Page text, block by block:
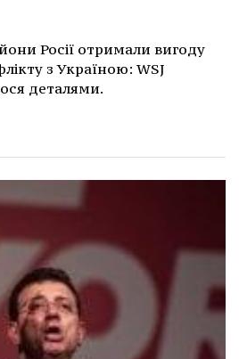
Росії отримали вигоду
з Україною: WSJ
деталями.